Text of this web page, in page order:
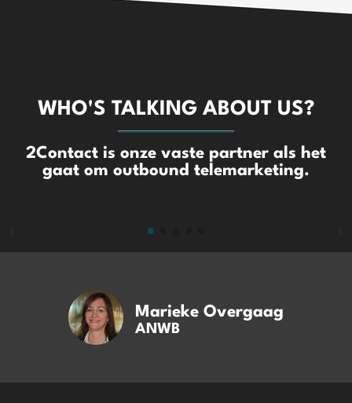
WHO'S TALKING ABOUT US?
2Contact is onze vaste partner als het
gaat om outbound telemarketing.
Marieke Overgaag
ANWB